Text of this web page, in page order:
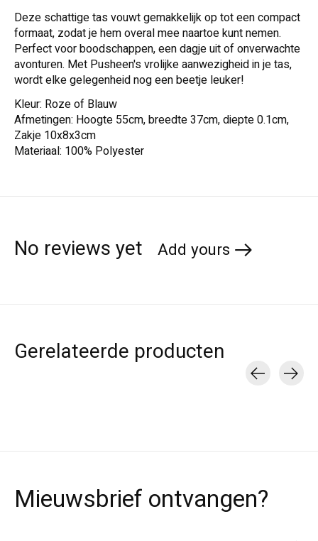
Deze schattige tas vouwt gemakkelijk op tot een compact
formaat, zodat je hem overal mee naartoe kunt nemen.
Perfect voor boodschappen, een dagje uit of onverwachte
avonturen. Met Pusheen's vrolijke aanwezigheid in je tas,
wordt elke gelegenheid nog een beetje leuker!
Kleur: Roze of Blauw
Afmetingen: Hoogte 55cm, breedte 37cm, diepte 0.1cm,
Zakje 10x8x3cm
Materiaal: 100% Polyester
No reviews yet Add yours
Gerelateerde producten
Mieuwsbrief ontvangen?